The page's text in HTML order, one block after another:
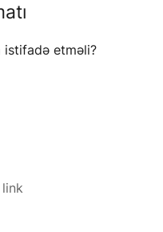
istifadə etməli?
link